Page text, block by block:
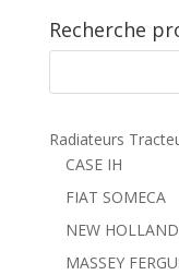
Recherche
Radiateurs
CASE IH
FIAT SOMECA
NEW HOLLAND
MASSEY